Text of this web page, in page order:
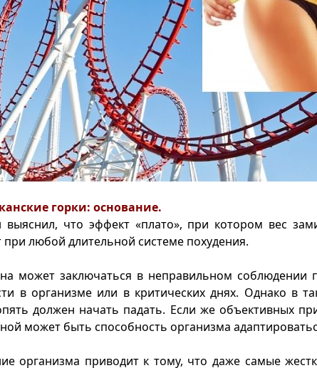
горки: основание.
выяснил, что эффект «плато», при котором вес
любой длительной системе похудения.
может заключаться в неправильном соблюдении
в организме или в критических днях. Однако в
должен начать падать. Если же объективных
может быть способность организма
организма приводит к тому, что даже самые